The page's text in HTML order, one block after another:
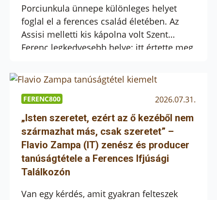
vagy […]
Porciunkula ünnepe különleges helyet
foglal el a ferences család életében. Az
Assisi melletti kis kápolna volt Szent
Ferenc legkedvesebb helye: itt értette meg
Testvérek Rendjét, és itt bontakozott ki az
a közösség, amely ma is az evangélium
örömteli megélésére hívja a világot.
Ahogyan egykor a Porciunkulából új
hivatások és […]
FERENC800 2026.07.31.
„Isten szeretet, ezért az ő kezéből nem
származhat más, csak szeretet” –
Flavio Zampa (IT) zenész és producer
tanúságtétele a Ferences Ifjúsági
Találkozón
Van egy kérdés, amit gyakran felteszek